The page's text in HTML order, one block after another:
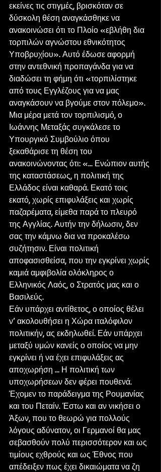
εκείνες τις στιγμές, βρισκόταν σε
δύσκολη θέση αναγκάσθηκε να
ανακοινώσει ότι το Πλοίο «εβλήθη δια
τορπιλών αγνώστου εθνικότητος
Υποβρυχίου». Αυτό έδωσε αφορμή
στην αντεθνική προπαγάνδα για να
διαδώσει τη φήμη ότι «τορπιλίστηκε
από τους Εγγλέζους για να μας
αναγκάσουν να βγούμε στον πόλεμο».
Μια μέρα μετά τον τορπιλισμό, ο
Ιωάννης Μεταξάς συγκάλεσε το
Υπουργικό Συμβούλιο όπου
ξεκαθάρισε τη θέση του
ανακοινώνοντας ότι: «… Ενώπιον αυτής
της καταστάσεως, η πολιτική της
Ελλάδος είναι καθαρά. Εκατό τοις
εκατό, χωρίς επιφυλάξεις και χωρίς
παζαρέματα, είμεθα παρά το πλευρό
της Αγγλίας. Αυτήν την δήλωσιν, δεν
σας την κάμνω δια να προκαλέσω
συζήτησιν. Είναι πολιτική
αποφασισθείσα, που την εγκρίνει χωρίς
καμιά αμφιβολία ολόκληρος ο
Ελληνικός Λαός, ο Στρατός μας και ο
Βασιλεύς.
Εάν υπάρχει αντίθετος, ο οποίος θέλει
ν’ ακολουθήσει η Χώρα ιταλόφιλον
πολιτικήν, ας εκδηλωθεί. Εάν υπάρχει
μεταξύ υμών κανείς ο οποίος να μην
εγκρίνει ή να έχει επιφυλάξεις ας
αποχωρήση … Η πολιτική των
υποχωρήσεων δεν φέρει πουθενά.
Έχομεν το παράδειγμα της Ρουμανίας
και του Πεταίν. Έστω και αν νικήσει ο
Άξων, που το θεωρώ για πολλούς
λόγους αδύνατον, οι Γερμανοί θα μας
σεβασθούν πολύ περισσότερον και ως
τιμίους εχθρούς και ως Έθνος που
απέδειξεν πως έχει δικαιώματα να ζη